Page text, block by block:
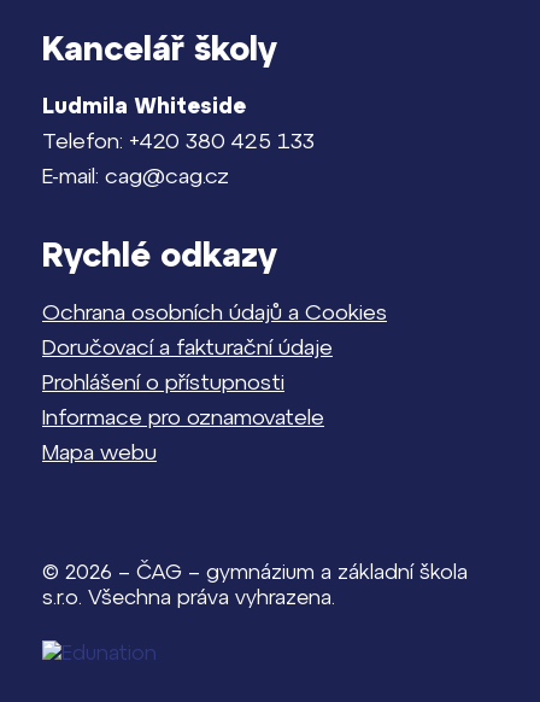
Kancelář školy
Ludmila Whiteside
Telefon: +420 380 425 133
E-mail: cag@cag.cz
Rychlé odkazy
Ochrana osobních údajů a Cookies
Doručovací a fakturační údaje
Prohlášení o přístupnosti
Informace pro oznamovatele
Mapa webu
© 2026 – ČAG – gymnázium a základní škola
s.r.o. Všechna práva vyhrazena.